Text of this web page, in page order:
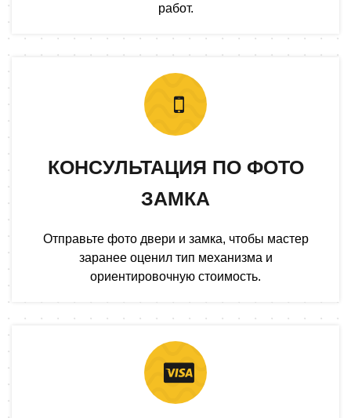
работ.
КОНСУЛЬТАЦИЯ ПО ФОТО
ЗАМКА
Отправьте фото двери и замка, чтобы мастер
заранее оценил тип механизма и
ориентировочную стоимость.